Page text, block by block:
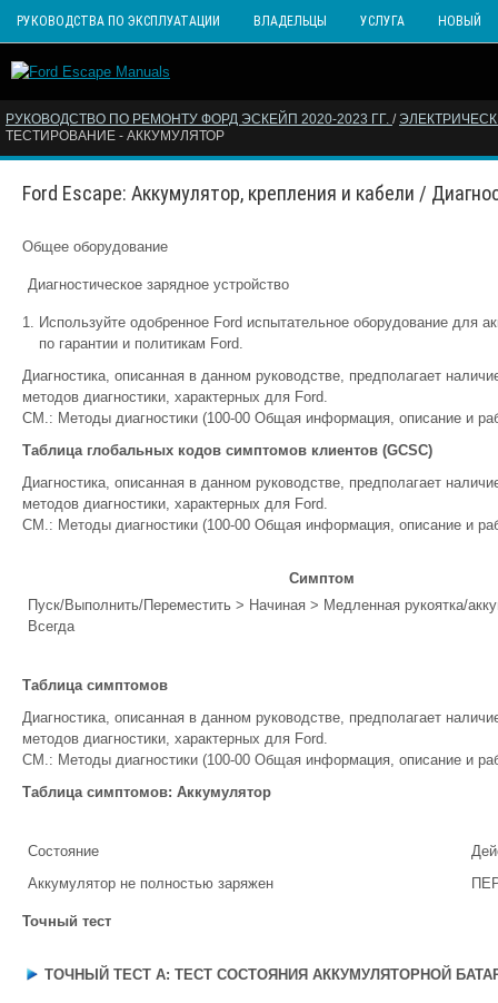
РУКОВОДСТВА ПО ЭКСПЛУАТАЦИИ ВЛАДЕЛЬЦЫ УСЛУГА НОВЫЙ
РУКОВОДСТВО ПО РЕМОНТУ ФОРД ЭСКЕЙП 2020-2023 ГГ. /
ТЕСТИРОВАНИЕ - АККУМУЛЯТОР
Ford Escape: Аккумулятор, крепления и кабели /
Общее оборудование
Диагностическое зарядное устройство
Используйте одобренное Ford испытательное оборудование для
по гарантии и политикам Ford.
Диагностика, описанная в данном руководстве, предполагает
методов диагностики, характерных для Ford.
СМ.: Методы диагностики (100-00 Общая информация, описание и
Таблица глобальных кодов симптомов клиентов (GCSC)
Диагностика, описанная в данном руководстве, предполагает
методов диагностики, характерных для Ford.
СМ.: Методы диагностики (100-00 Общая информация, описание и
Симптом
Пуск/Выполнить/Переместить > Начиная > Медленная рукоятка/
Всегда
Таблица симптомов
Диагностика, описанная в данном руководстве, предполагает
методов диагностики, характерных для Ford.
СМ.: Методы диагностики (100-00 Общая информация, описание и
Таблица симптомов: Аккумулятор
Состояние
Аккумулятор не полностью заряжен
Точный тест
ТОЧНЫЙ ТЕСТ A: ТЕСТ СОСТОЯНИЯ АККУМУЛЯТОРНОЙ